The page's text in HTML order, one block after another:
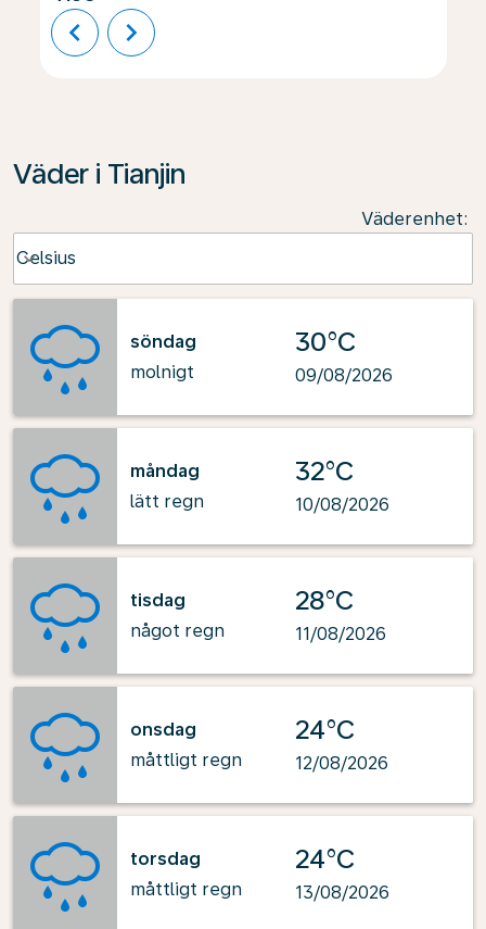
chevron_left chevron_right
Väder i Tianjin
Väderenhet:
Celsius
keyboard_arrow_down
söndag
molnigt
30°C
09/08/2026
måndag
lätt regn
32°C
10/08/2026
tisdag
något regn
28°C
11/08/2026
onsdag
måttligt regn
24°C
12/08/2026
torsdag
måttligt regn
24°C
13/08/2026